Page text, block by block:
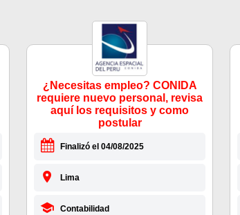
¿Necesitas empleo? CONIDA
requiere nuevo personal, revisa
aquí los requisitos y como
postular
Finalizó el 04/08/2025
Lima
Contabilidad